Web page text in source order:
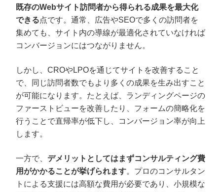
既存のWebサイト訪問者から得られる成果を最大化
できる点です。通常、広告やSEOで多くの訪問者を
集めても、サイト内の導線が最適化されていなければ
コンバージョンにはつながりません。
しかし、CROやLPOを通じてサイトを改善すること
で、同じ訪問者数でもより多くの成果を生み出すこと
が可能になります。たとえば、ランディングページの
ファーストビューを改善したり、フォームの簡略化を
行うことで直帰率が低下し、コンバージョン率が向上
します。
一方で、 デメリットとしてはまずコンサルティング費
用がかかることが挙げられます。プロのコンサルタン
トによる支援には高額な費用が必要であり、小規模な